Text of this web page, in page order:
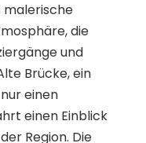
malerische
die
und
Brücke, ein
einen
einen Einblick
Region. Die